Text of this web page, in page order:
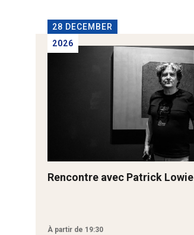
28 DECEMBER
2026
Rencontre avec Patrick Lowie
À partir de 19:30